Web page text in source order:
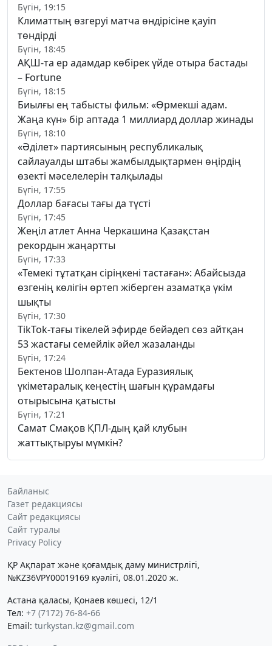
Бүгін, 19:15
Климаттың өзгеруі матча өндірісіне қауіп
төндірді
Бүгін, 18:45
АҚШ-та ер адамдар көбірек үйде отыра бастады
– Fortune
Бүгін, 18:15
Биылғы ең табысты фильм: «Өрмекші адам.
Жаңа күн» бір аптада 1 миллиард доллар жинады
Бүгін, 18:10
«Әділет» партиясының республикалық
сайлауалды штабы жамбылдықтармен өңірдің
өзекті мәселелерін талқылады
Бүгін, 17:55
Доллар бағасы тағы да түсті
Бүгін, 17:45
Жеңіл атлет Анна Черкашина Қазақстан
рекордын жаңартты
Бүгін, 17:33
«Темекі тұтатқан сіріңкені тастаған»: Абайсызда
өзгенің көлігін өртеп жіберген азаматқа үкім
шықты
Бүгін, 17:30
TikTok-тағы тікелей эфирде бейәдеп сөз айтқан
53 жастағы семейлік әйел жазаланды
Бүгін, 17:24
Бектенов Шолпан-Атада Еуразиялық
үкіметаралық кеңестің шағын құрамдағы
отырысына қатысты
Бүгін, 17:21
Самат Смақов ҚПЛ-дың қай клубын
жаттықтыруы мүмкін?
Байланыс
Газет редакциясы
Сайт редакциясы
Сайт туралы
Privacy Policy
ҚР Ақпарат және қоғамдық даму министрлігі,
№KZ36VPY00019169 куәлігі, 08.01.2020 ж.
Астана қаласы, Қонаев көшесі, 12/1
Тел: +7 (7172) 76-84-66
Email: turkystan.kz@gmail.com